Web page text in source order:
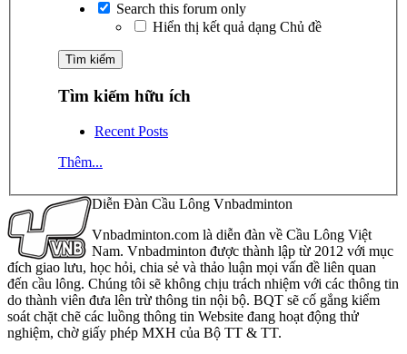
Search this forum only
Hiển thị kết quả dạng Chủ đề
Tìm kiếm hữu ích
Recent Posts
Thêm...
Diễn Đàn Cầu Lông Vnbadminton
Vnbadminton.com là diễn đàn về Cầu Lông Việt
Nam. Vnbadminton được thành lập từ 2012 với mục
đích giao lưu, học hỏi, chia sẻ và thảo luận mọi vấn đề liên quan
đến cầu lông. Chúng tôi sẽ không chịu trách nhiệm với các thông tin
do thành viên đưa lên trừ thông tin nội bộ. BQT sẽ cố gắng kiểm
soát chặt chẽ các luồng thông tin Website đang hoạt động thử
nghiệm, chờ giấy phép MXH của Bộ TT & TT.